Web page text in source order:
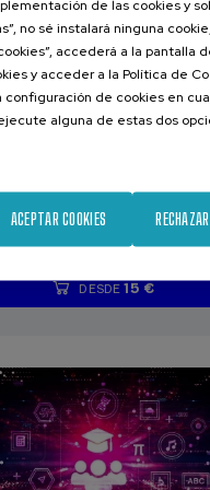
Y EMPRESA
-09. OCT, 2026
del
Euskera
...
DESDE 15 €
Últimas
plazas
Gratuito
Fecha
pasada
Lista
de
Plazo
de
de las cookies y
no sé instalará ninguna
accederá a la pantalla
y acceder a la Política de
de cookies en
alguna de estas dos
ACEPTAR COOKIES